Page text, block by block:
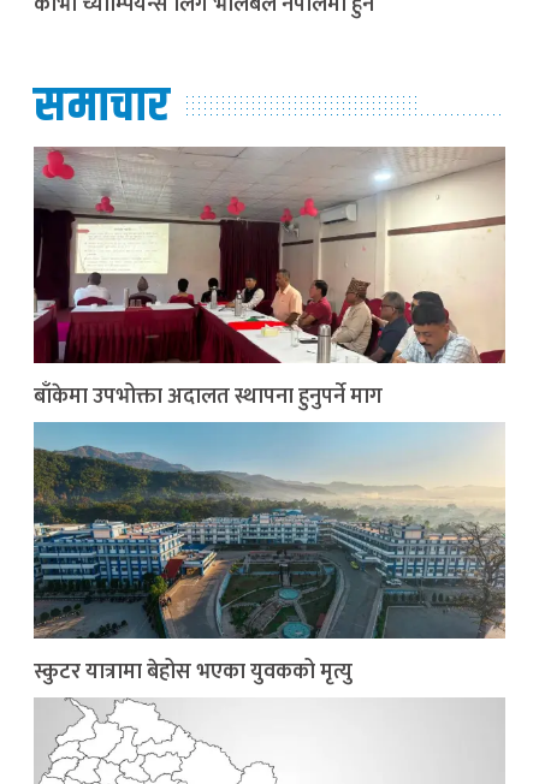
समाचार
बाँकेमा उपभोक्ता अदालत स्थापना हुनुपर्ने माग
स्कुटर यात्रामा बेहोस भएका युवकको मृत्यु